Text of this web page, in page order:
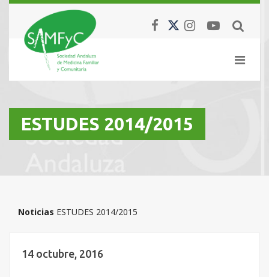
ESTUDES 2014/2015
Noticias ESTUDES 2014/2015
14 octubre, 2016